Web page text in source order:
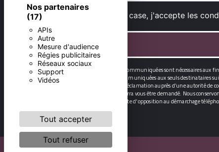
Nos partenaires
(17)
APIs
Autre
Mesure d'audience
Régies publicitaires
Réseaux sociaux
Support
Vidéos
Tout accepter
Tout refuser
En cochant cette case, j'accepte les
** Les données personnelles communiquées sont nécessaires aux
données collectées seront communiquées aux seuls destinataires
et du droit d’introduire une réclamation auprès d’une autorité de
Un justificatif d'identité pourra vous être demandé. Nous
droit de vous inscrire sur la liste d'opposition au démarchage